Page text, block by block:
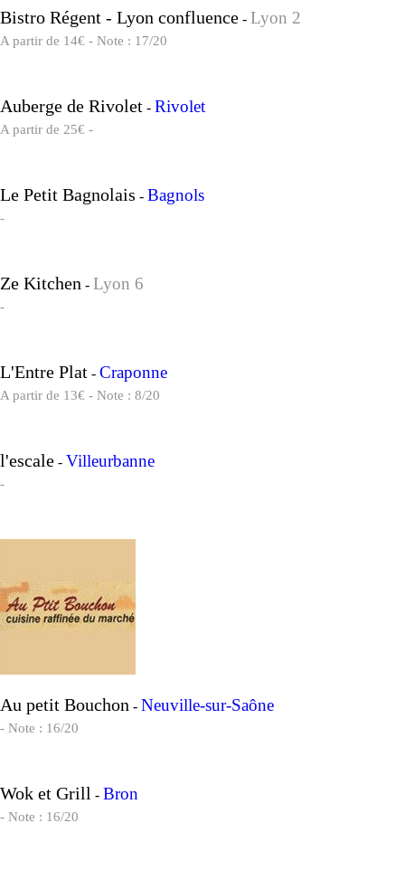
Bistro Régent - Lyon confluence - Lyon 2
A partir de 14€ - Note : 17/20
Auberge de Rivolet - Rivolet
A partir de 25€ -
Le Petit Bagnolais - Bagnols
-
Ze Kitchen - Lyon 6
-
L'Entre Plat - Craponne
A partir de 13€ - Note : 8/20
l'escale - Villeurbanne
-
Au petit Bouchon - Neuville-sur-Saône
- Note : 16/20
Wok et Grill - Bron
- Note : 16/20